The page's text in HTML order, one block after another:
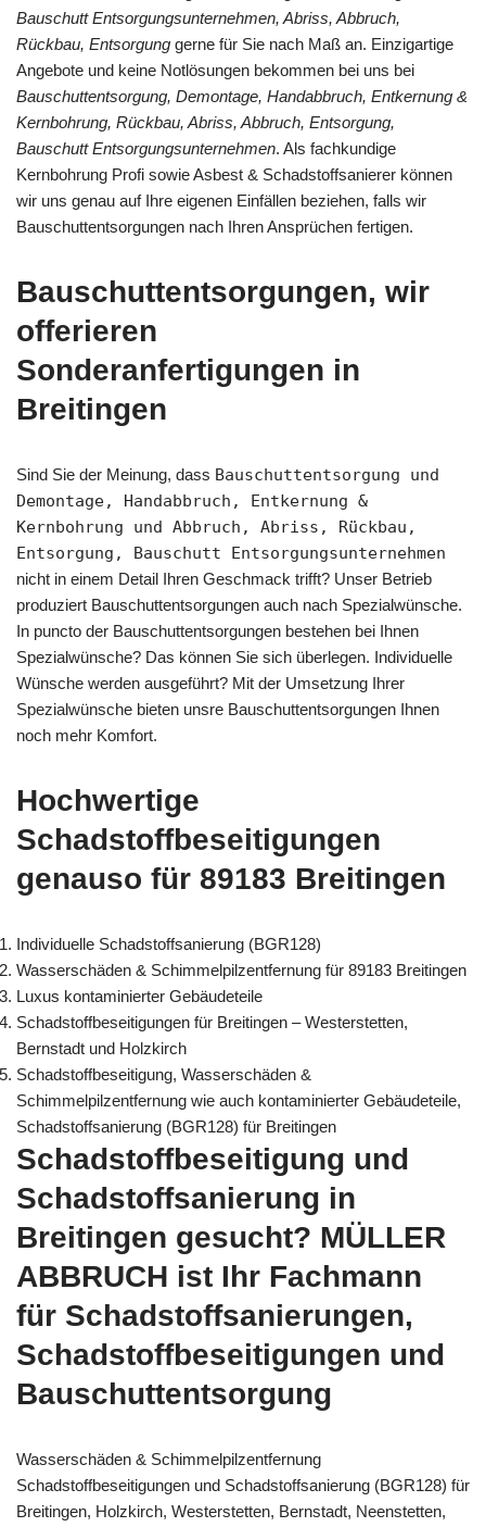
Bauschutt Entsorgungsunternehmen, Abriss, Abbruch,
Rückbau, Entsorgung gerne für Sie nach Maß an. Einzigartige
Angebote und keine Notlösungen bekommen bei uns bei
Bauschuttentsorgung, Demontage, Handabbruch, Entkernung &
Kernbohrung, Rückbau, Abriss, Abbruch, Entsorgung,
Bauschutt Entsorgungsunternehmen. Als fachkundige
Kernbohrung Profi sowie Asbest & Schadstoffsanierer können
wir uns genau auf Ihre eigenen Einfällen beziehen, falls wir
Bauschuttentsorgungen nach Ihren Ansprüchen fertigen.
Bauschuttentsorgungen, wir
offerieren
Sonderanfertigungen in
Breitingen
Sind Sie der Meinung, dass Bauschuttentsorgung und
Demontage, Handabbruch, Entkernung &
Kernbohrung und Abbruch, Abriss, Rückbau,
Entsorgung, Bauschutt Entsorgungsunternehmen
nicht in einem Detail Ihren Geschmack trifft? Unser Betrieb
produziert Bauschuttentsorgungen auch nach Spezialwünsche.
In puncto der Bauschuttentsorgungen bestehen bei Ihnen
Spezialwünsche? Das können Sie sich überlegen. Individuelle
Wünsche werden ausgeführt? Mit der Umsetzung Ihrer
Spezialwünsche bieten unsre Bauschuttentsorgungen Ihnen
noch mehr Komfort.
Hochwertige
Schadstoffbeseitigungen
genauso für 89183 Breitingen
Individuelle Schadstoffsanierung (BGR128)
Wasserschäden & Schimmelpilzentfernung für 89183 Breitingen
Luxus kontaminierter Gebäudeteile
Schadstoffbeseitigungen für Breitingen – Westerstetten,
Bernstadt und Holzkirch
Schadstoffbeseitigung, Wasserschäden &
Schimmelpilzentfernung wie auch kontaminierter Gebäudeteile,
Schadstoffsanierung (BGR128) für Breitingen
Schadstoffbeseitigung und
Schadstoffsanierung in
Breitingen gesucht? MÜLLER
ABBRUCH ist Ihr Fachmann
für Schadstoffsanierungen,
Schadstoffbeseitigungen und
Bauschuttentsorgung
Wasserschäden & Schimmelpilzentfernung
Schadstoffbeseitigungen und Schadstoffsanierung (BGR128) für
Breitingen, Holzkirch, Westerstetten, Bernstadt, Neenstetten,